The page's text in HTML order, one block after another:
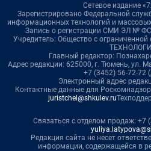
Сетевое издание
Зарегистрировано Федеральной
информационных технологий и
Запись о регистрации СМИ ЭЛ № ФС
Учредитель: Общество с
Главный редактор:
Адрес редакции: 625000, г. Тюмень, ул.
+7 (3452) 56-72-72
Электронный адрес
Контактные данные для
juristchel@shkulev.ru
Связаться с отделом продаж: +7
Редакция сайта не несет
информации, содержащейся в